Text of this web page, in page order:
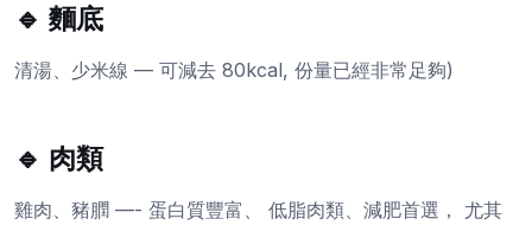
🔹 麵底
清湯、少米線 — 可減去 80kcal, 份量已經非常足夠)
🔹 肉類
雞肉、豬膶 —- 蛋白質豐富、 低脂肉類、減肥首選， 尤其